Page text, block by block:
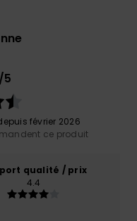
/5
février 2026
ce produit
qualité / prix
4.4